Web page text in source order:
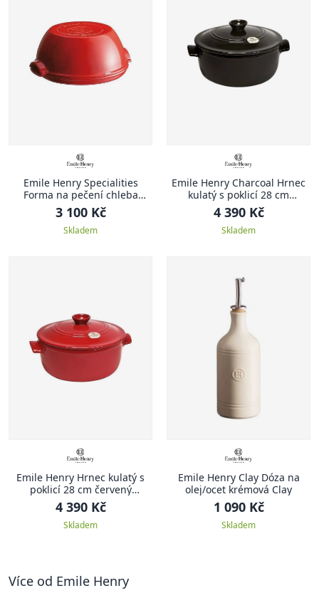
Emile Henry Specialities
Forma na pečení chleba
Specialities 32,5 x 29,5 cm
červená Burgundy
3 100 Kč
Skladem
Emile Henry Charcoal Hrnec
kulatý s poklicí 28 cm
antracitový Charcoal
4 390 Kč
Skladem
Emile Henry Hrnec kulatý s
poklicí 28 cm červený
Burgundy
4 390 Kč
Skladem
Emile Henry Clay Dóza na
olej/ocet krémová Clay
1 090 Kč
Skladem
Více od Emile Henry